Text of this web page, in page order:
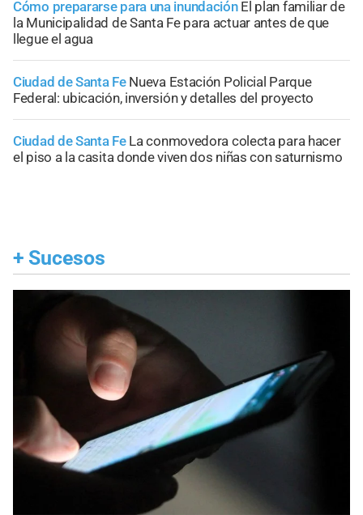
Cómo prepararse para una inundación El plan familiar de
la Municipalidad de Santa Fe para actuar antes de que
llegue el agua
Ciudad de Santa Fe Nueva Estación Policial Parque
Federal: ubicación, inversión y detalles del proyecto
Ciudad de Santa Fe La conmovedora colecta para hacer
el piso a la casita donde viven dos niñas con saturnismo
+ Sucesos